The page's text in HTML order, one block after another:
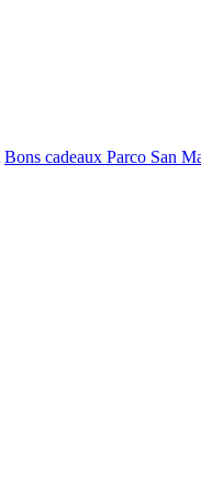
Bons cadeaux Parco San